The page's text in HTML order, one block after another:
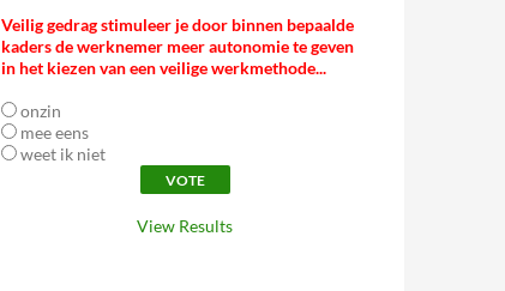
Veilig gedrag stimuleer je door binnen bepaalde
kaders de werknemer meer autonomie te geven
in het kiezen van een veilige werkmethode...
onzin
mee eens
weet ik niet
View Results